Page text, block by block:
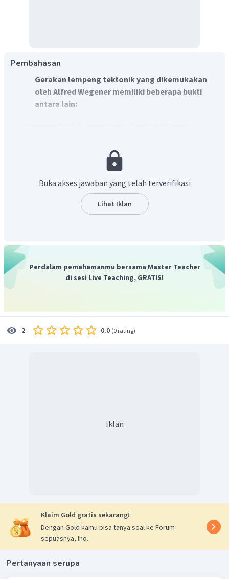
Pembahasan
Gerakan lempeng tektonik yang dikemukakan
oleh Alfred Wegener memiliki beberapa bukti
antara lain:
juga struktur batuan dan geologinya juga sama, yang
mengindikasikan pada zaman itu kedua wilayah ini
Pulau Greenland terus menjauhi Eropa, dan Pulau
Madagaskar menjauhi Afrika.
Samudera Atlantik semakin meluas karena benua
Samudera Hindia terus bergerak ke arah utara
Adanya pegunungan Himalaya, pegunungan Bukit
Barisan, Pegunungan Andes, dan pegunungan tepi
tepat adalah (1), (2) dan (3)
Buka akses jawaban yang telah terverifikasi
Lihat Iklan
Perdalam pemahamanmu bersama Master Teacher
di sesi Live Teaching, GRATIS!
2 0.0 (0 rating)
Iklan
Klaim Gold gratis sekarang!
Dengan Gold kamu bisa tanya soal ke Forum
sepuasnya, lho.
Pertanyaan serupa